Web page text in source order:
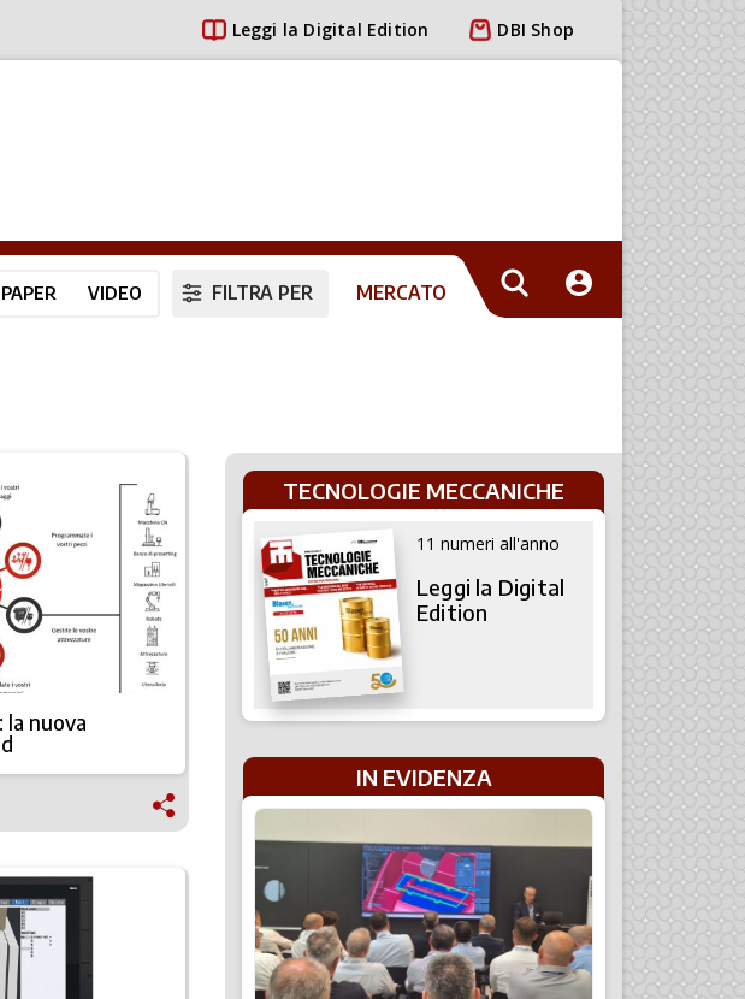
Leggi la Digital Edition DBI Shop
VIDEO FILTRA PER MERCATO
la nuova
TECNOLOGIE MECCANICHE
11 numeri all'anno
Leggi la Digital
Edition
IN EVIDENZA